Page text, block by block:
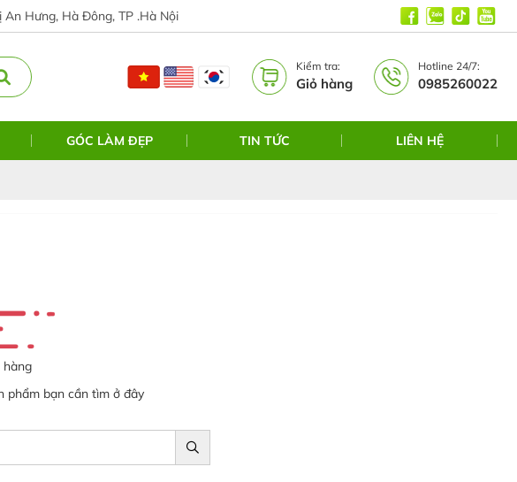
An Hưng, Hà Đông, TP .Hà Nội
Kiểm tra:
Giỏ hàng
Hotline 24/7:
0985260022
GÓC LÀM ĐẸP TIN TỨC LIÊN HỆ
hàng
phẩm bạn cần tìm ở đây